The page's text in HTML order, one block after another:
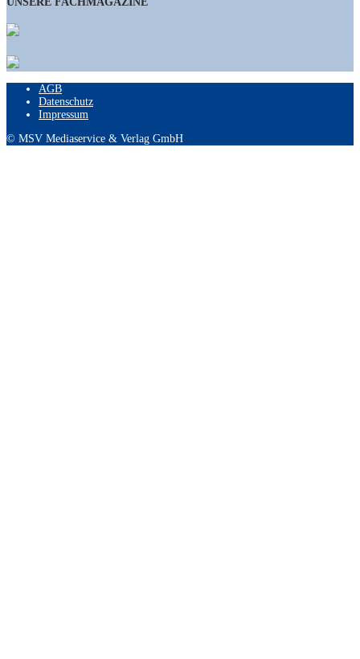
AGB
Datenschutz
Impressum
© MSV Mediaservice & Verlag GmbH